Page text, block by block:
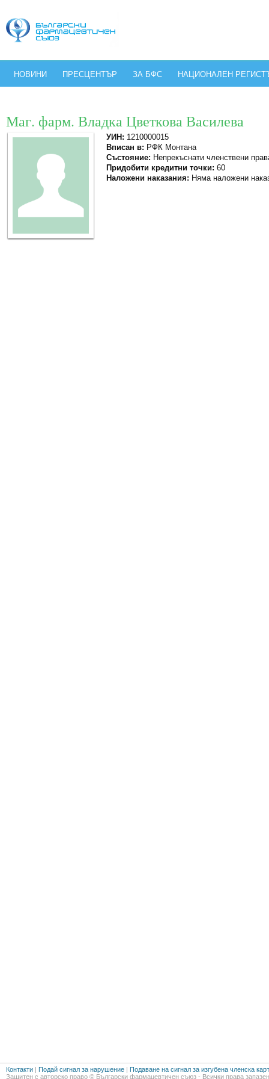
НОВИНИ ПРЕСЦЕНТЪР ЗА БФС НАЦИОНАЛЕН
Маг. фарм. Владка Цветкова Василева
УИН: 1210000015
Вписан в: РФК Монтана
Състояние: Непрекъснати членствени
Придобити кредитни точки: 60
Наложени наказания: Няма наложени
Контакти | Подай сигнал за нарушение | Подаване на сигнал за изгубена членска
Защитен с авторско право © Български фармацевтичен съюз - Всички права